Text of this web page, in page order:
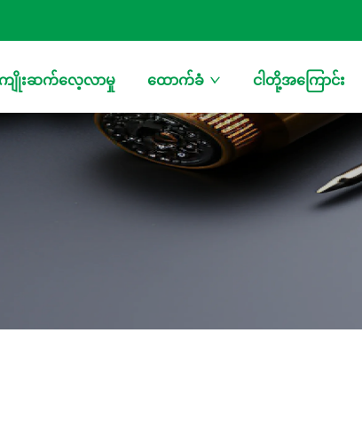
ျိုးဆက်လေ့လာမှု ထောက်ခံ ငါတို့အကြောင်း